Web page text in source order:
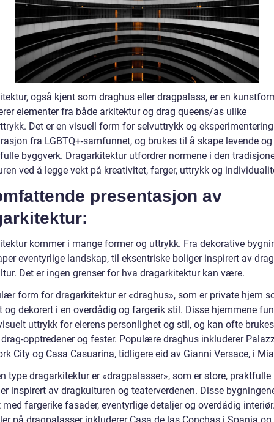
også kjent som draghus eller dragpalass, er en
elementer fra både arkitektur og drag queens/as ulike
Det er en visuell form for selvuttrykk og
fra LGBTQ+-samfunnet, og brukes til å skape levende og
byggverk. Dragarkitektur utfordrer normene i den
ved å legge vekt på kreativitet, farger, uttrykk og
presentasjon av
kommer i mange former og uttrykk. Fra dekorative
eventyrlige landskap, til eksentriske boliger inspirert av
Det er ingen grenser for hva dragarkitektur kan være.
form for dragarkitektur er «draghus», som er private hjem
og dekorert i en overdådig og fargerik stil. Disse hjemmene
uttrykk for eierens personlighet og stil, og kan ofte
opptredener og fester. Populære draghus inkluderer
City og Casa Casuarina, tidligere eid av Gianni Versace, i
type dragarkitektur er «dragpalasser», som er store, praktfulle
inspirert av dragkulturen og teaterverdenen. Disse
med fargerike fasader, eventyrlige detaljer og overdådig